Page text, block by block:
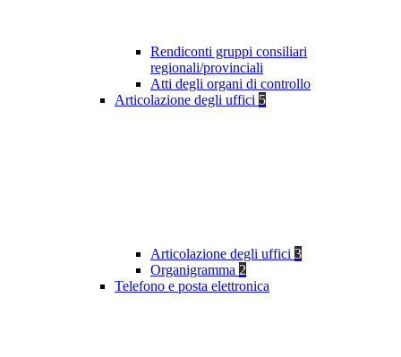
Rendiconti gruppi consiliari
regionali/provinciali
Atti degli organi di controllo
Articolazione degli uffici 5
Articolazione degli uffici 3
Organigramma 2
Telefono e posta elettronica